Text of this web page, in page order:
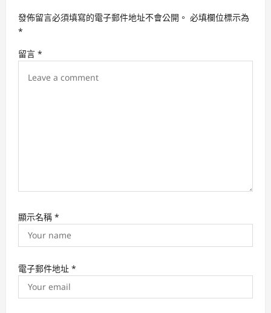
a
t
i
發佈留言必須填寫的電子郵件地址不會公開。 必填欄位標示為
*
留言 *
顯示名稱 *
電子郵件地址 *